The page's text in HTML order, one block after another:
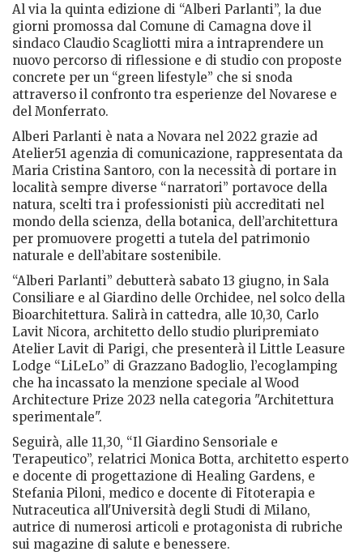
Al via la quinta edizione di “Alberi Parlanti”, la due
giorni promossa dal Comune di Camagna dove il
sindaco Claudio Scagliotti mira a intraprendere un
nuovo percorso di riflessione e di studio con proposte
concrete per un “green lifestyle” che si snoda
attraverso il confronto tra esperienze del Novarese e
del Monferrato.
Alberi Parlanti è nata a Novara nel 2022 grazie ad
Atelier51 agenzia di comunicazione, rappresentata da
Maria Cristina Santoro, con la necessità di portare in
località sempre diverse “narratori” portavoce della
natura, scelti tra i professionisti più accreditati nel
mondo della scienza, della botanica, dell’architettura
per promuovere progetti a tutela del patrimonio
naturale e dell’abitare sostenibile.
“Alberi Parlanti” debutterà sabato 13 giugno, in Sala
Consiliare e al Giardino delle Orchidee, nel solco della
Bioarchitettura. Salirà in cattedra, alle 10,30, Carlo
Lavit Nicora, architetto dello studio pluripremiato
Atelier Lavit di Parigi, che presenterà il Little Leasure
Lodge “LiLeLo” di Grazzano Badoglio, l’ecoglamping
che ha incassato la menzione speciale al Wood
Architecture Prize 2023 nella categoria "Architettura
sperimentale".
Seguirà, alle 11,30, “Il Giardino Sensoriale e
Terapeutico”, relatrici Monica Botta, architetto esperto
e docente di progettazione di Healing Gardens, e
Stefania Piloni, medico e docente di Fitoterapia e
Nutraceutica all'Università degli Studi di Milano,
autrice di numerosi articoli e protagonista di rubriche
sui magazine di salute e benessere.